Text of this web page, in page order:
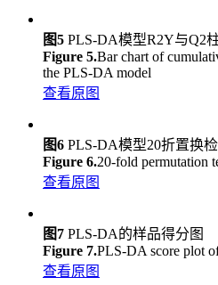
图5 PLS-DA模型R2Y与Q2
Figure 5.Bar chart of
the PLS-DA model
查看原图
图6 PLS-DA模型20折置换
Figure 6.20-fold permutation
查看原图
图7 PLS-DA的样品得分图
Figure 7.PLS-DA score plot
查看原图